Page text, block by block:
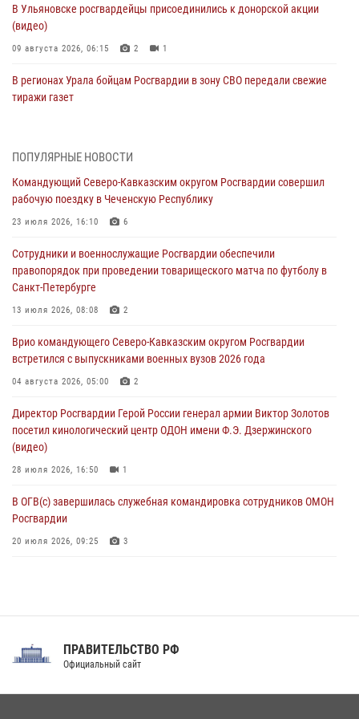
В Ульяновске росгвардейцы присоединились к донорской акции
(видео)
09 августа 2026, 06:15 2 1
В регионах Урала бойцам Росгвардии в зону СВО передали свежие
тиражи газет
Росгвардейцы провели занятие по стрелковой подготовке для
краеведения Луганской Народной Республики
09 августа 2026, 05:00
проходит в Сибири
09 августа 2026, 04:00
Росгвардейцы провели патриотическое занятие для детей на
08 августа 2026, 14:10 3
В ЛНР росгвардейцы провели тренировку по единоборствам для
08 августа 2026, 13:00
ПОПУЛЯРНЫЕ НОВОСТИ
Командующий Северо-Кавказским округом Росгвардии совершил
рабочую поездку в Чеченскую Республику
23 июля 2026, 16:10 6
Сотрудники и военнослужащие Росгвардии обеспечили
правопорядок при проведении товарищеского матча по футболу в
Санкт-Петербурге
13 июля 2026, 08:08 2
Врио командующего Северо-Кавказским округом Росгвардии
встретился с выпускниками военных вузов 2026 года
04 августа 2026, 05:00 2
Директор Росгвардии Герой России генерал армии Виктор Золотов
посетил кинологический центр ОДОН имени Ф.Э. Дзержинского
(видео)
28 июля 2026, 16:50 1
В ОГВ(с) завершилась служебная командировка сотрудников ОМОН
Росгвардии
20 июля 2026, 09:25 3
Праздник «Один день с Росгвардией» к 105-летию Центрального
ПРАВИТЕЛЬСТВО РФ
Официальный сайт